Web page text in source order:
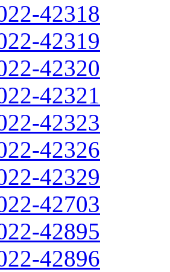
42318
42319
42320
42321
42323
42326
42329
42703
42895
42896